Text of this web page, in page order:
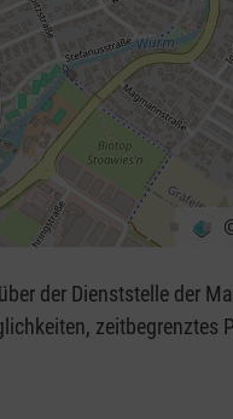
der Dienststelle der
zeitbegrenztes